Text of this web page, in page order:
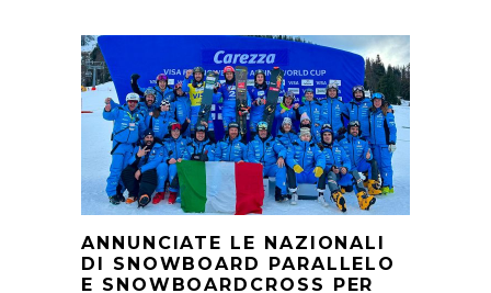
ANNUNCIATE LE NAZIONALI
DI SNOWBOARD PARALLELO
E SNOWBOARDCROSS PER